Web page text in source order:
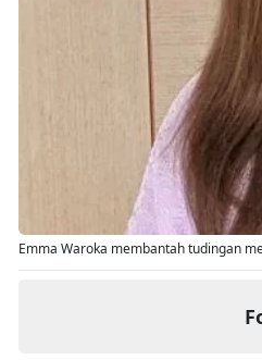
Emma Waroka membantah tudingan